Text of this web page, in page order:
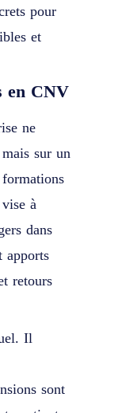
pour
et
en CNV
ne
sur un
formations
à
dans
apports
retours
Il
sont